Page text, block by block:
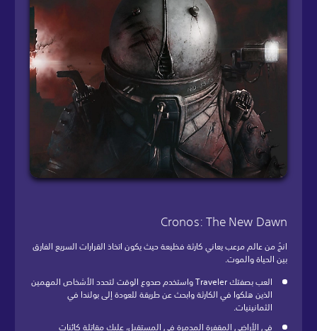
Cronos: The New Dawn
انجُ من عالم مرعب يعاني كارثة فظيعة حيث يكون اتخاذ القرارات السريع الفارق
بين الحياة والموت.
العب بصفتك Traveler واستخدم صدوع الوقت لتحدد الأشخاص المهمين
الذين هلكوا في الكارثة وابحث عن طريقة للعودة إلى بولندا في
الثمانينيات.
في الأراضي المقفرة المدمرة في المستقبل، عليك مقاتلة كائنات